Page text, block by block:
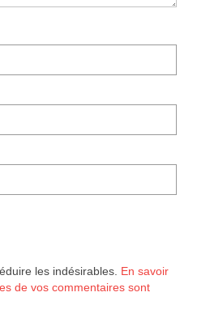
les indésirables. En savoir
de vos commentaires sont